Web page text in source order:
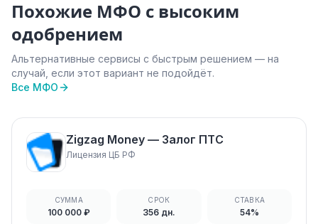
Похожие МФО с высоким
одобрением
Альтернативные сервисы с быстрым решением — на
случай, если этот вариант не подойдёт.
Все МФО
Zigzag Money — Залог ПТС
Лицензия ЦБ РФ
СУММА
100 000 ₽
СРОК
356 дн.
СТАВКА
54%